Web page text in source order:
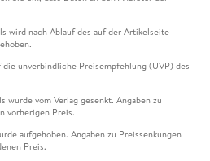
wird nach Ablauf des auf der Artikelseite
unverbindliche Preisempfehlung (UVP) des
wurde vom Verlag gesenkt. Angaben zu
vorherigen Preis.
aufgehoben. Angaben zu Preissenkungen
Preis.